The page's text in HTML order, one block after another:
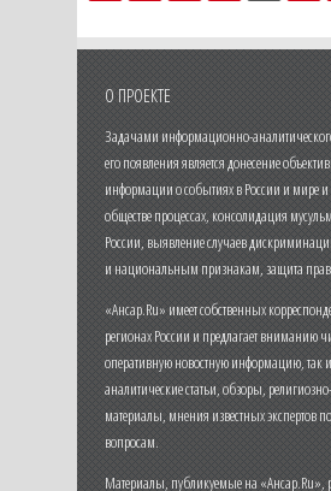
О ПРОЕКТЕ
Задачами информационно-
его появления является донесение
информации о событиях в России и мире
обществе процессах, консолидация
России, выявление случаев
и национальным признакам, защита
«Ансар.Ru» имеет собственных
регионах России и предлагает вниманию
оперативную новостную информацию, так
аналитические статьи, обзоры,
материалы, мнения известных экспертов
вопросам.
Материалы, публикуемые на «Ансар.Ru»,